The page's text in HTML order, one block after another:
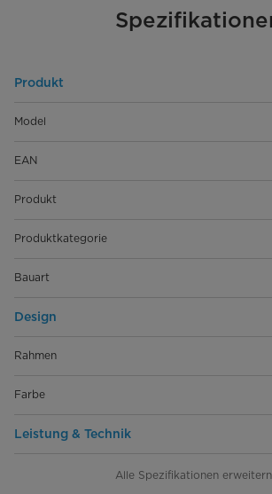
Produkt
Model
EAN
Produkt
Produktkategorie
Bauart
Design
Rahmen
Farbe
Leistung & Technik
Alle Spezifikationen erweitern